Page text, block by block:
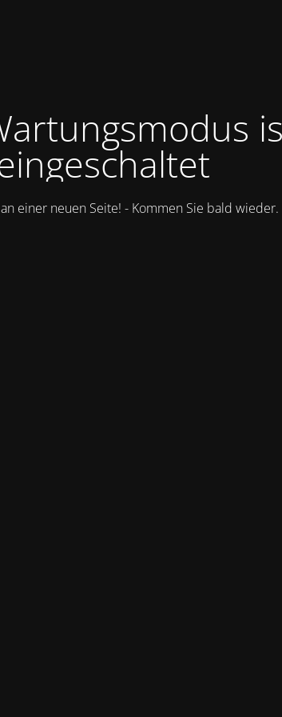
einer neuen Seite! - Kommen Sie bald wieder.